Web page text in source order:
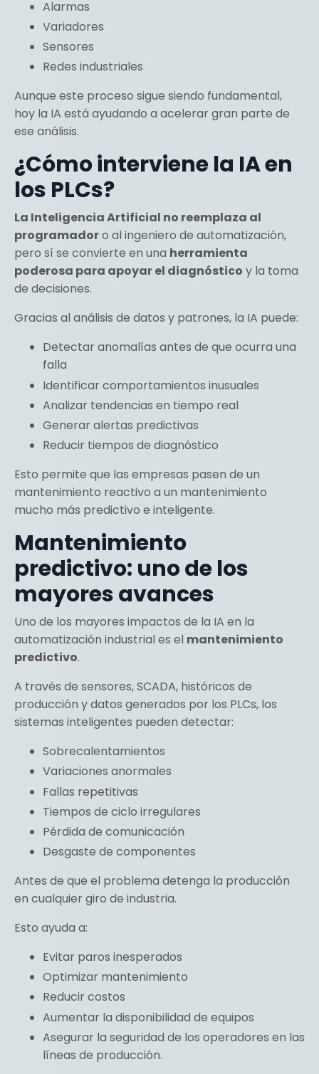
Alarmas
Variadores
Sensores
Redes industriales
Aunque este proceso sigue siendo fundamental,
hoy la IA está ayudando a acelerar gran parte de
ese análisis.
¿Cómo interviene la IA en
los PLCs?
La Inteligencia Artificial no reemplaza al
programadoro al ingeniero de automatización,
pero sí se convierte en una herramienta
poderosa para apoyar el diagnóstico y la toma
de decisiones.
Gracias al análisis de datos y patrones, la IA puede:
Detectar anomalías antes de que ocurra una
falla
Identificar comportamientos inusuales
Analizar tendencias en tiempo real
Generar alertas predictivas
Reducir tiempos de diagnóstico
Esto permite que las empresas pasen de un
mantenimiento reactivo a un mantenimiento
mucho más predictivo e inteligente.
Mantenimiento
predictivo: uno de los
mayores avances
Uno de los mayores impactos de la IA en la
automatización industrial es el mantenimiento
predictivo.
A través de sensores, SCADA, históricos de
producción y datos generados por los PLCs, los
sistemas inteligentes pueden detectar:
Sobrecalentamientos
Variaciones anormales
Fallas repetitivas
Tiempos de ciclo irregulares
Pérdida de comunicación
Desgaste de componentes
Antes de que el problema detenga la producción
en cualquier giro de industria.
Esto ayuda a:
Evitar paros inesperados
Optimizar mantenimiento
Reducir costos
Aumentar la disponibilidad de equipos
Asegurar la seguridad de los operadores en las
líneas de producción.